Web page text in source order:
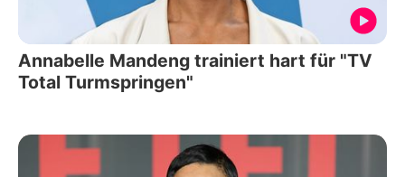
Annabelle Mandeng trainiert hart für "TV
Total Turmspringen"